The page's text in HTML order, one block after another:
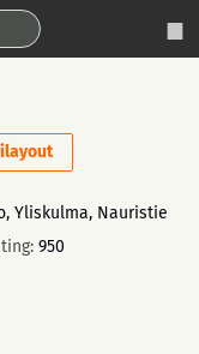
Yliskulma, Nauristie
950